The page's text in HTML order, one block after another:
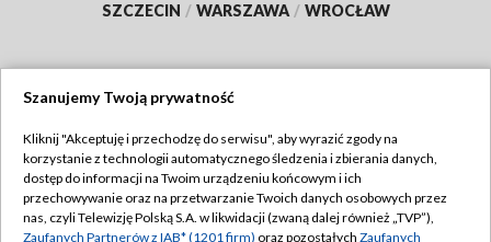
SZCZECIN / WARSZAWA / WROCŁAW
TVP
Abonament TVP
Emisja w TVP
Regulamin TVP
Szanujemy Twoją prywatność
Kliknij "Akceptuję i przechodzę do serwisu", aby wyrazić zgody na
korzystanie z technologii automatycznego śledzenia i zbierania danych,
dostęp do informacji na Twoim urządzeniu końcowym i ich
przechowywanie oraz na przetwarzanie Twoich danych osobowych przez
nas, czyli Telewizję Polską S.A. w likwidacji (zwaną dalej również „TVP”),
Zaufanych Partnerów z IAB* (1201 firm) oraz pozostałych Zaufanych